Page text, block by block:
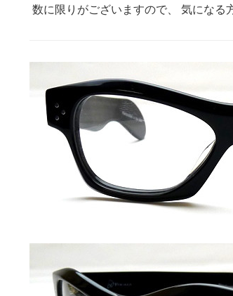
数に限りがございますので、 気になる